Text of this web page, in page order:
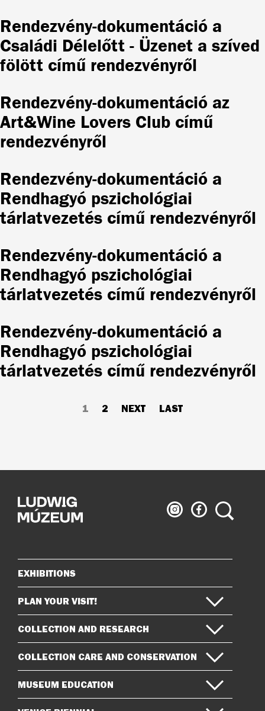
Rendezvény-dokumentáció a
Családi Délelőtt - Üzenet a szíved
fölött című rendezvényről
Rendezvény-dokumentáció az
Art&Wine Lovers Club című
rendezvényről
Rendezvény-dokumentáció a
Rendhagyó pszichológiai
tárlatvezetés című rendezvényről
Rendezvény-dokumentáció a
Rendhagyó pszichológiai
tárlatvezetés című rendezvényről
Rendezvény-dokumentáció a
Rendhagyó pszichológiai
tárlatvezetés című rendezvényről
CURRENT
1 PAGE
2
NEXT
NEXT
LAST
LAST
Ludwig
Museum
Ludwig
Museum
Search
Sitemap
EXHIBITIONS
PLAN YOUR VISIT!
COLLECTION AND RESEARCH
COLLECTION CARE AND CONSERVATION
MUSEUM EDUCATION